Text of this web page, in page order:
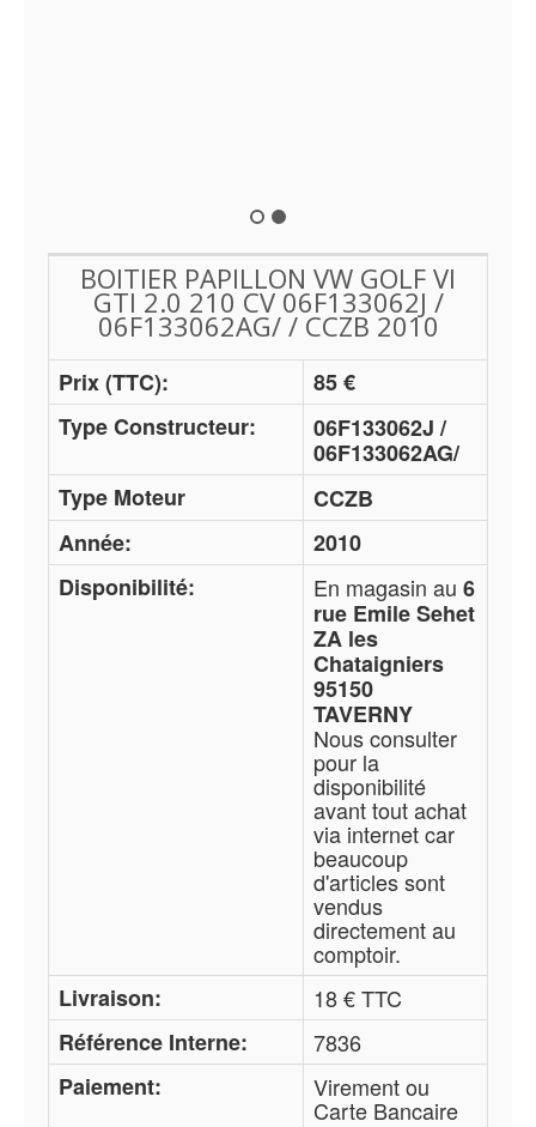
BOITIER PAPILLON VW GOLF VI
GTI 2.0 210 CV 06F133062J /
06F133062AG/ / CCZB 2010
Prix (TTC):
85 €
Type Constructeur:
06F133062J /
06F133062AG/
Type Moteur
CCZB
Année:
2010
Disponibilité:
En magasin au 6
rue Emile Sehet
ZA les
Chataigniers
95150
TAVERNY
Nous consulter
pour la
disponibilité
avant tout achat
via internet car
beaucoup
d'articles sont
vendus
directement au
comptoir.
Livraison:
18 € TTC
Référence Interne:
7836
Paiement:
Virement ou
Carte Bancaire